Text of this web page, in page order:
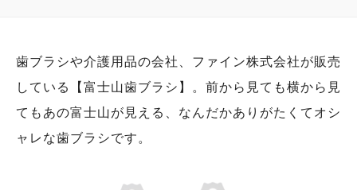
歯ブラシや介護用品の会社、ファイン株式会社が販売
している【富士山歯ブラシ】。前から見ても横から見
てもあの富士山が見える、なんだかありがたくてオシ
ャレな歯ブラシです。